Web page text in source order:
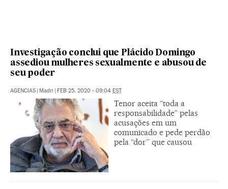
Investigação conclui que Plácido Domingo
assediou mulheres sexualmente e abusou de
seu poder
AGENCIAS Madri FEB 25, 2020 - 09:04 EST
Tenor aceita “toda a
responsabilidade” pelas
acusações em um
comunicado e pede perdão
pela “dor” que causou